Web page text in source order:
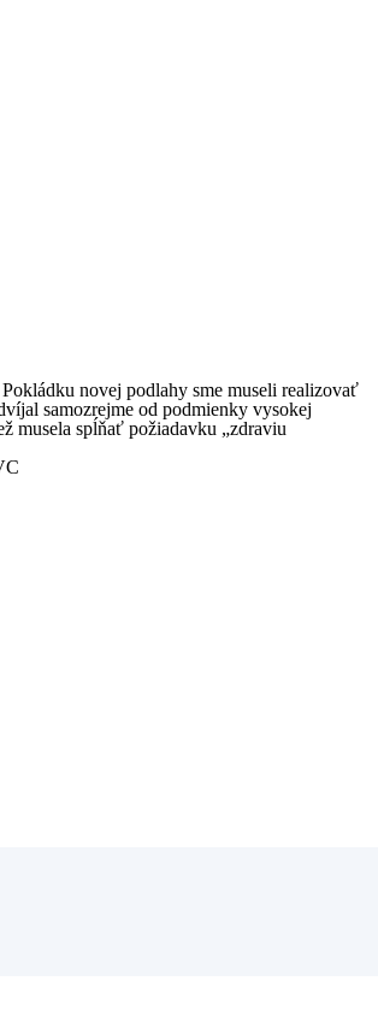
novej podlahy sme museli realizovať
samozrejme od podmienky vysokej
musela spĺňať požiadavku „zdraviu